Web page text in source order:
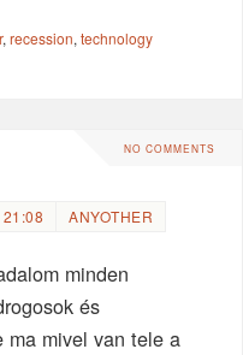
,recession,technology
NO COMMENTS
ANYOTHER
minden
és
ma mivel van tele a